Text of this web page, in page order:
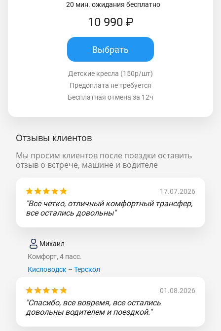
20 мин. ожидания бесплатно
10 990 ₽
Выбрать
Детские кресла (150р/шт)
Предоплата не требуется
Бесплатная отмена за 12ч
Отзывы клиентов
Мы просим клиентов после поездки оставить
отзыв о встрече, машине и водителе
17.07.2026
"Все четко, отличный комфортный трансфер,
все остались довольны"
Михаил
Комфорт, 4 пасс.
Кисловодск – Терскол
01.08.2026
"Спасибо, все вовремя, все остались
довольны водителем и поездкой."